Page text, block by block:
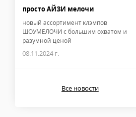
просто АЙЗИ мелочи
новый ассортимент клэмпов
ШОУМЕЛОЧИ с большим охватом и
разумной ценой
08.11.2024 г.
Все новости